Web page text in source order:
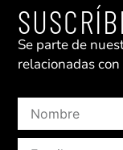
Se parte de
relacionadas